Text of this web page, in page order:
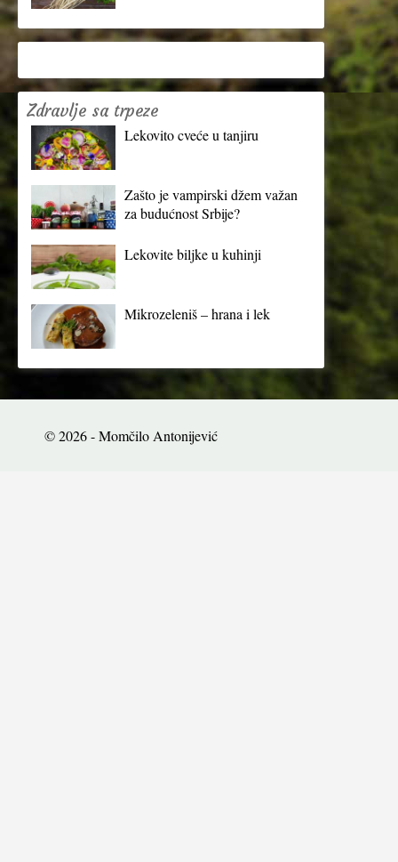
Zdravlje sa trpeze
Lekovito cveće u tanjiru
Zašto je vampirski džem važan
za budućnost Srbije?
Lekovite biljke u kuhinji
Mikrozeleniš – hrana i lek
© 2026 - Momčilo Antonijević